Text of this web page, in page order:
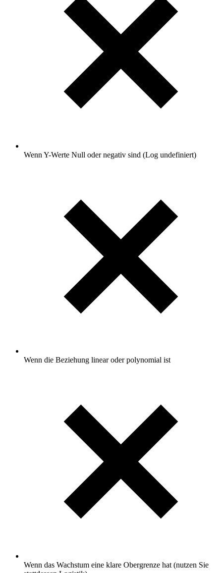
Wenn Y-Werte Null oder negativ sind (Log undefiniert)
Wenn die Beziehung linear oder polynomial ist
Wenn das Wachstum eine klare Obergrenze hat (nutzen Sie